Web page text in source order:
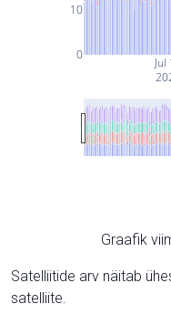
Jul
0
10
Graafik
Satelliitide arv näitab
satelliite.